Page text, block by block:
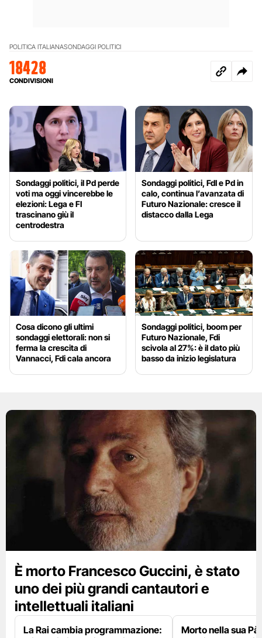
POLITICA ITALIANASONDAGGI POLITICI
18428
CONDIVISIONI
Sondaggi politici, il Pd perde
voti ma oggi vincerebbe le
elezioni: Lega e FI
trascinano giù il
centrodestra
Sondaggi politici, FdI e Pd in
calo, continua l’avanzata di
Futuro Nazionale: cresce il
distacco dalla Lega
Cosa dicono gli ultimi
sondaggi elettorali: non si
ferma la crescita di
Vannacci, Fdi cala ancora
Sondaggi politici, boom per
Futuro Nazionale, Fdi
scivola al 27%: è il dato più
basso da inizio legislatura
È morto Francesco Guccini, è stato
uno dei più grandi cantautori e
intellettuali italiani
La Rai cambia programmazione:
Morto nella sua